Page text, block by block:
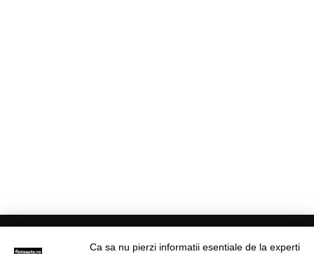
Ca sa nu pierzi informatii esentiale de la experti